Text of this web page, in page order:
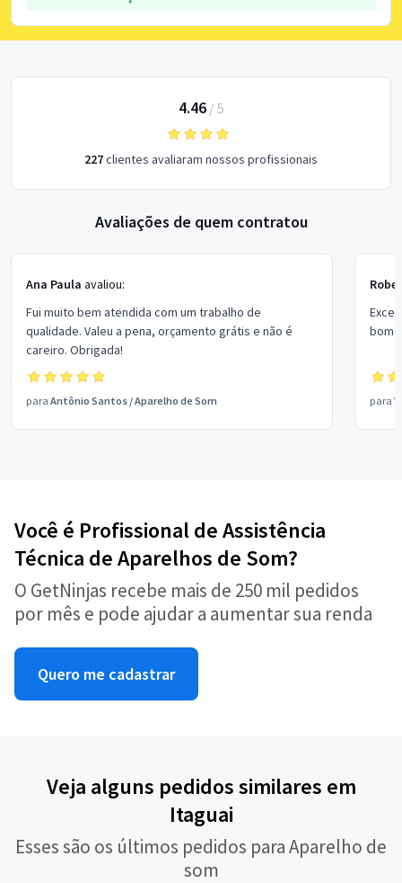
4.46/ 5
227clientes avaliaram nossos profissionais
Avaliações de quem contratou
Ana Paula avaliou:
Fui muito bem atendida com um trabalho de
qualidade. Valeu a pena, orçamento grátis e não é
careiro. Obrigada!
para Antônio Santos /Aparelho de Som
bom
para
Você é Profissional de Assistência
Técnica de Aparelhos de Som?
O GetNinjas recebe mais de 250 mil pedidos
por mês e pode ajudar a aumentar sua renda
Quero me cadastrar
Veja alguns pedidos similares em
Itaguai
Esses são os últimos pedidos para Aparelho de
som